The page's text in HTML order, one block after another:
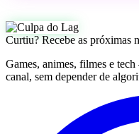
Curtiu? Recebe as próximas
Games, animes, filmes e
canal, sem depender de